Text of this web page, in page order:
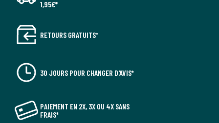
1,95€*
RETOURS GRATUITS*
30 JOURS POUR CHANGER D'AVIS*
PAIEMENT EN 2X, 3X OU 4X SANS
FRAIS*